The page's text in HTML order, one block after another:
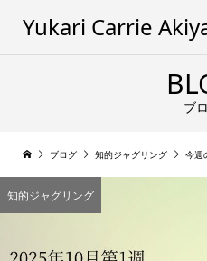
Yukari Carrie
ブ
ブログ 知的ジャグリング 今週
知的ジャグリング